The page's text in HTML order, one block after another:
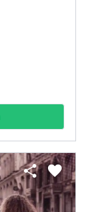
share favorite